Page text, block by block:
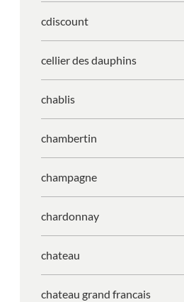
cdiscount
cellier des dauphins
chablis
chambertin
champagne
chardonnay
chateau
chateau grand francais